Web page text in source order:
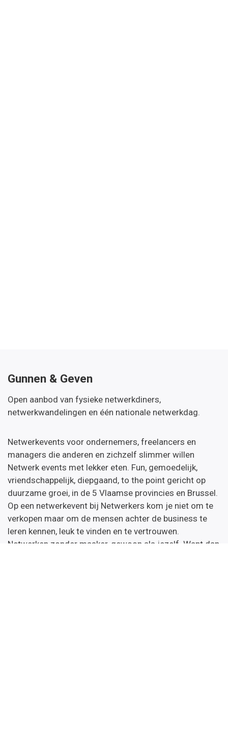
Gunnen & Geven
Open aanbod van fysieke netwerkdiners,
netwerkwandelingen en één nationale netwerkdag.
Netwerkevents voor ondernemers, freelancers en
managers die anderen en zichzelf slimmer willen
Netwerk events met lekker eten. Fun, gemoedelijk,
vriendschappelijk, diepgaand, to the point gericht op
duurzame groei, in de 5 Vlaamse provincies en Brussel.
Op een netwerkevent bij Netwerkers kom je niet om te
verkopen maar om de mensen achter de business te
leren kennen, leuk te vinden en te vertrouwen.
Netwerken zonder masker, gewoon als jezelf. Want dan